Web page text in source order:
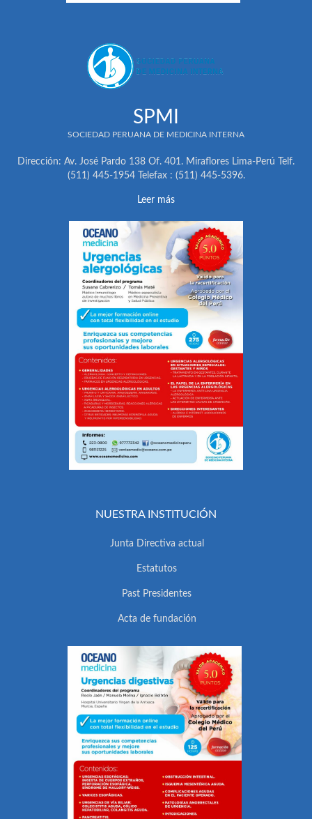
SPMI
SOCIEDAD PERUANA DE MEDICINA INTERNA
Dirección: Av. José Pardo 138 Of. 401. Miraflores Lima-Perú Telf.
(511) 445-1954 Telefax : (511) 445-5396.
Leer más
NUESTRA INSTITUCIÓN
Junta Directiva actual
Estatutos
Past Presidentes
Acta de fundación